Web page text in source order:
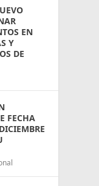
EN
Y
DE
FECHA